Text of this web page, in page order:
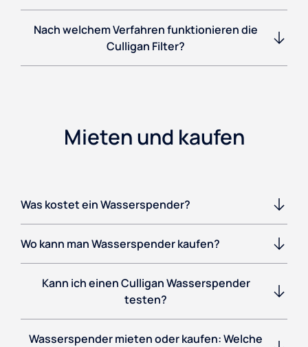
Nach welchem Verfahren funktionieren die
Culligan Filter?
Mieten und kaufen
Was kostet ein Wasserspender?
Wo kann man Wasserspender kaufen?
Kann ich einen Culligan Wasserspender
testen?
Wasserspender mieten oder kaufen: Welche